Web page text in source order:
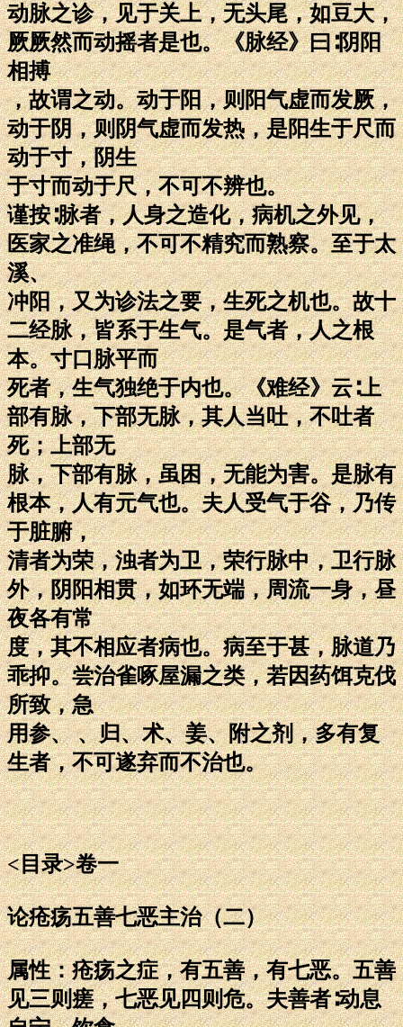
动脉之诊，见于关上，无头尾，如豆大，
厥厥然而动摇者是也。《脉经》曰∶阴阳
相搏
，故谓之动。动于阳，则阳气虚而发厥，
动于阴，则阴气虚而发热，是阳生于尺而
动于寸，阴生
于寸而动于尺，不可不辨也。
谨按∶脉者，人身之造化，病机之外见，
医家之准绳，不可不精究而熟察。至于太
溪、
冲阳，又为诊法之要，生死之机也。故十
二经脉，皆系于生气。是气者，人之根
本。寸口脉平而
死者，生气独绝于内也。《难经》云∶上
部有脉，下部无脉，其人当吐，不吐者
死；上部无
脉，下部有脉，虽困，无能为害。是脉有
根本，人有元气也。夫人受气于谷，乃传
于脏腑，
清者为荣，浊者为卫，荣行脉中，卫行脉
外，阴阳相贯，如环无端，周流一身，昼
夜各有常
度，其不相应者病也。病至于甚，脉道乃
乖抑。尝治雀啄屋漏之类，若因药饵克伐
所致，急
用参、 、归、术、姜、附之剂，多有复
生者，不可遂弃而不治也。
<目录>卷一
论疮疡五善七恶主治（二）
属性：疮疡之症，有五善，有七恶。五善
见三则瘥，七恶见四则危。夫善者∶动息